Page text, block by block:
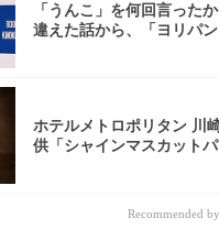
「うんこ」を何回言った
違えた話から、「ヨリパ
ホテルメトロポリタン 川
供「シャインマスカット
Recommended by